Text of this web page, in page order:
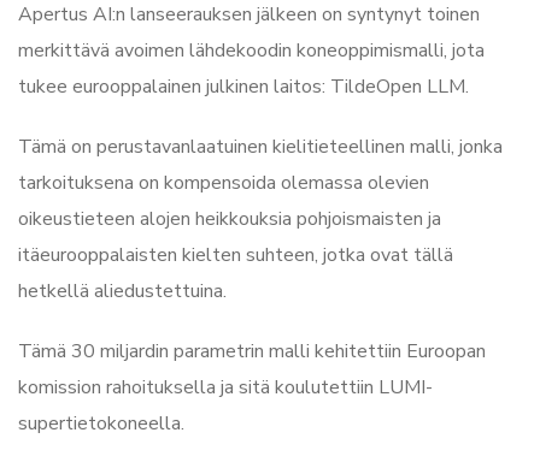
Apertus AI:n lanseerauksen jälkeen on syntynyt toinen
merkittävä avoimen lähdekoodin koneoppimismalli, jota
tukee eurooppalainen julkinen laitos: TildeOpen LLM.
Tämä on perustavanlaatuinen kielitieteellinen malli, jonka
tarkoituksena on kompensoida olemassa olevien
oikeustieteen alojen heikkouksia pohjoismaisten ja
itäeurooppalaisten kielten suhteen, jotka ovat tällä
hetkellä aliedustettuina.
Tämä 30 miljardin parametrin malli kehitettiin Euroopan
komission rahoituksella ja sitä koulutettiin LUMI-
supertietokoneella.